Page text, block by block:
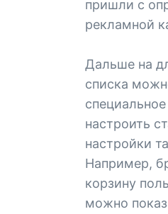
пришли с
рекламной
Дальше на
списка
настроить
настройки
Например,
корзину
можно